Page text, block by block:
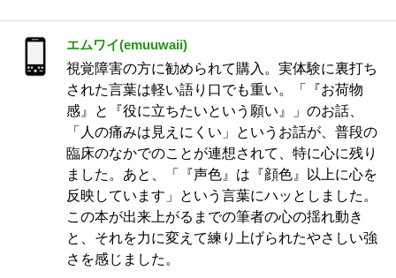
エムワイ(emuuwaii)
視覚障害の方に勧められて購入。実体験に裏打ち
された言葉は軽い語り口でも重い。「『お荷物
感』と『役に立ちたいという願い』」のお話、
「人の痛みは見えにくい」というお話が、普段の
臨床のなかでのことが連想されて、特に心に残り
ました。あと、「『声色』は『顔色』以上に心を
反映しています」という言葉にハッとしました。
この本が出来上がるまでの筆者の心の揺れ動き
と、それを力に変えて練り上げられたやさしい強
さを感じました。